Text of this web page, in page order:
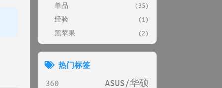
单品
(35)
经验
(1)
黑苹果
(2)
热门标签
360 ASUS/华硕